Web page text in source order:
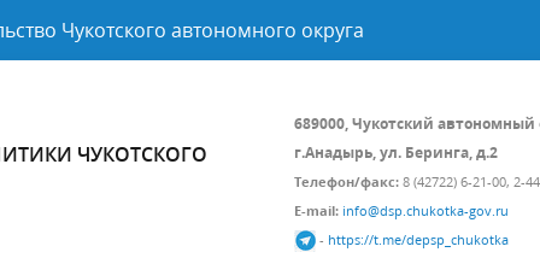
Чукотского автономного округа
ЧУКОТСКОГО
689000, Чукотский автономный
г.Анадырь, ул. Беринга, д.2
Телефон/факс: 8 (42722) 6-21-00, 2-
E-mail: info@dsp.chukotka-gov.ru
- https://t.me/depsp_chukotka